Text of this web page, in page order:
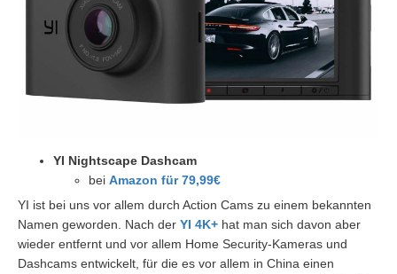
YI Nightscape Dashcam
bei Amazon für 79,99€
YI ist bei uns vor allem durch Action Cams zu einem bekannten
Namen geworden. Nach der YI 4K+ hat man sich davon aber
wieder entfernt und vor allem Home Security-Kameras und
Dashcams entwickelt, für die es vor allem in China einen